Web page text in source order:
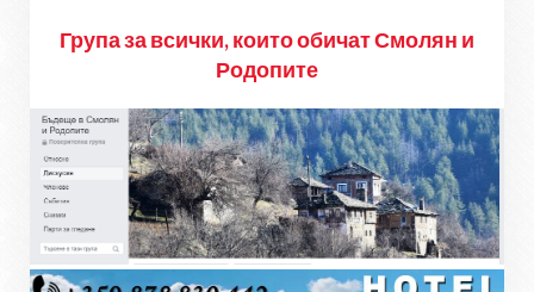
Група за всички, които обичат Смолян и
Родопите